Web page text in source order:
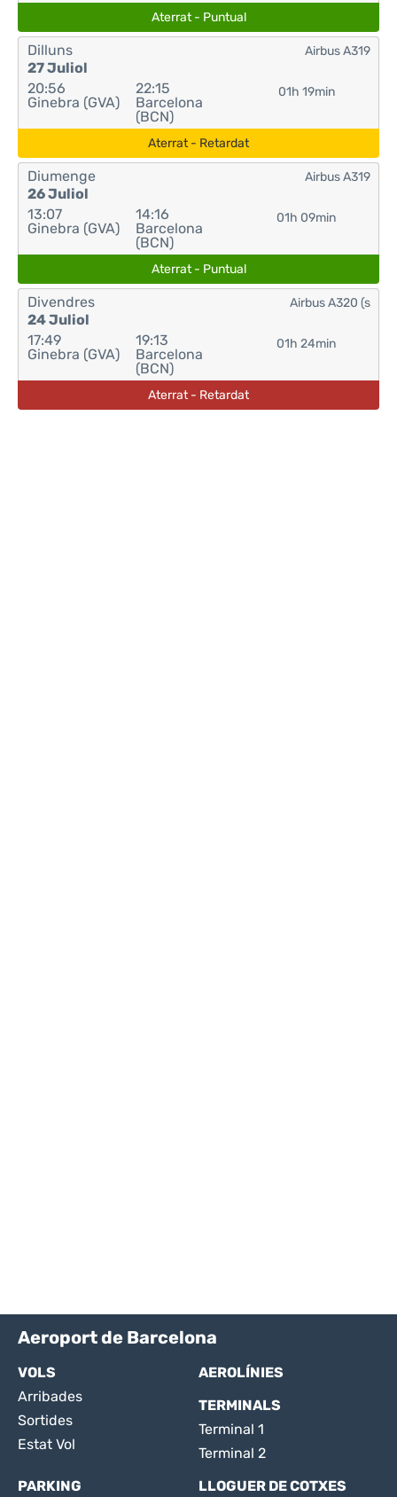
Aterrat - Puntual
Dilluns
27 Juliol
20:56
Ginebra (GVA)
22:15
Barcelona
(BCN)
01h 19min
Airbus A319
Aterrat - Retardat
Diumenge
26 Juliol
13:07
Ginebra (GVA)
14:16
Barcelona
(BCN)
01h 09min
Airbus A319
Aterrat - Puntual
Divendres
24 Juliol
17:49
Ginebra (GVA)
19:13
Barcelona
(BCN)
01h 24min
Airbus A320 (s
Aterrat - Retardat
Aeroport de Barcelona
VOLS
Arribades
Sortides
Estat Vol
AEROLÍNIES
TERMINALS
Terminal 1
Terminal 2
PARKING
LLOGUER DE COTXES